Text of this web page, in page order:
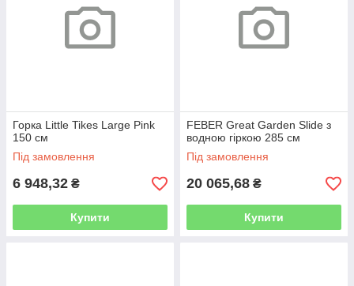
Горка Little Tikes Large Pink
150 см
Під замовлення
6 948,32 ₴
Купити
FEBER Great Garden Slide з
водною гіркою 285 см
Під замовлення
20 065,68 ₴
Купити